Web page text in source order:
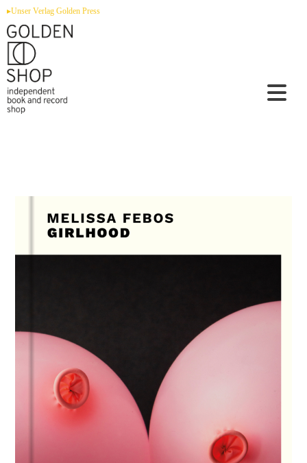
Zum
springen
▸Unser Verlag Golden Press